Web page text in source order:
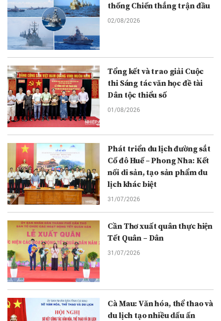
thống Chiến thắng trận đầu
02/08/2026
Tổng kết và trao giải Cuộc
thi Sáng tác văn học đề tài
Dân tộc thiểu số
01/08/2026
Phát triển du lịch đường sắt
Cố đô Huế – Phong Nha: Kết
nối di sản, tạo sản phẩm du
lịch khác biệt
31/07/2026
Cần Thơ xuất quân thực hiện
Tết Quân – Dân
31/07/2026
Cà Mau: Văn hóa, thể thao và
du lịch tạo nhiều dấu ấn